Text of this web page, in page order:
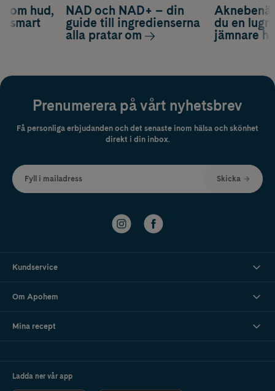
du en
jämnare
om hud,
smart
NAD och NAD+ – din
guide till ingredienserna
alla pratar om
Prenumerera på vårt nyhetsbrev
Få personliga erbjudanden och det senaste inom hälsa och skönhet
direkt i din inbox.
Fyll i mailadress Skicka
Kundservice
Om Apohem
Mina recept
Ladda ner vår app